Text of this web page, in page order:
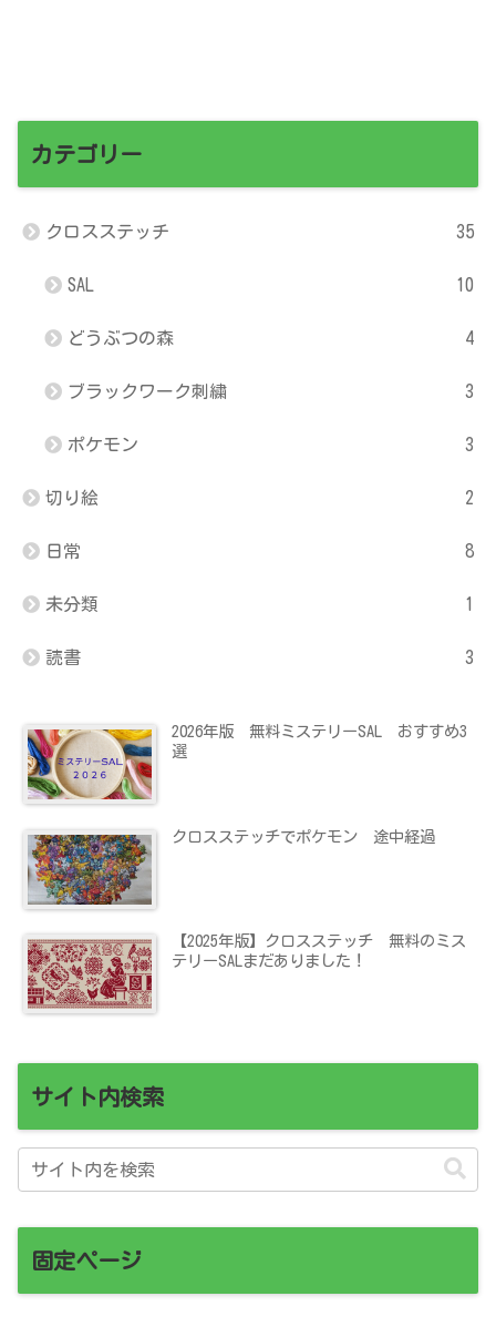
カテゴリー
クロスステッチ 35
SAL 10
どうぶつの森 4
ブラックワーク刺繍 3
ポケモン 3
切り絵 2
日常 8
未分類 1
読書 3
2026年版 無料ミステリーSAL おすすめ3
選
クロスステッチでポケモン 途中経過
【2025年版】クロスステッチ 無料のミス
テリーSALまだありました！
サイト内検索
固定ページ